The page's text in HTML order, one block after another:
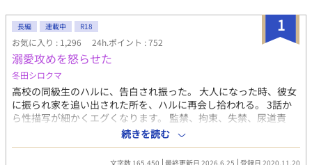
1
長編 連載中 R18
お気に入り : 1,296 24h.ポイント : 752
溺愛攻めを怒らせた
冬田シロクマ
高校の同級生のハルに、告白され振った。 大人になった時、彼女
に振られ家を追い出された所を、ハルに再会し拾われる。 3話か
ら性描写が細かくエグくなります。 監禁、拘束、失禁、尿道責
め、4p描写あり。 無理やり多め。 元題名 ・ハルとロン ・溺愛
攻めが、性格悪い受けのせいで鬼畜攻めになった話 【キャラ】 ハ
ル(攻め) イエベ春 全体的に色素が薄い。 甘いマスクのイケメ
続きを読む
文字数 165,450 最終更新日 2026.6.25 登録日 2020.11.20